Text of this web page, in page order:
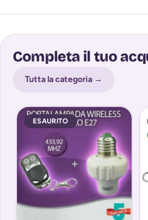
Completa il tuo
Tutta la categoria →
ESAURITO